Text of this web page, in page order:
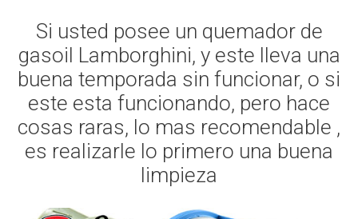
Si usted posee un quemador de
gasoil Lamborghini, y este lleva una
buena temporada sin funcionar, o si
este esta funcionando, pero hace
cosas raras, lo mas recomendable ,
es realizarle lo primero una buena
limpieza